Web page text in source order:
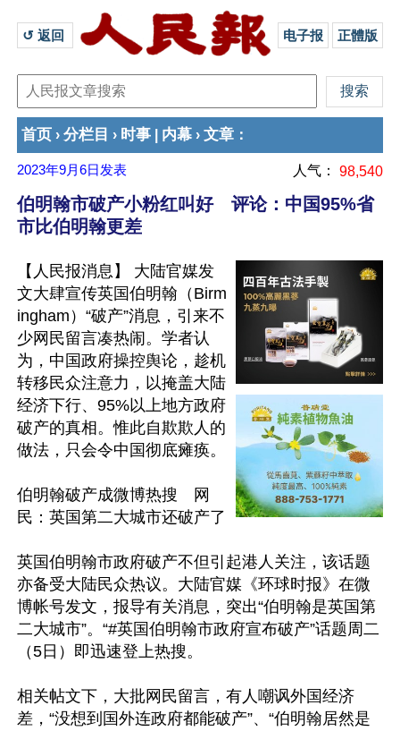
↺ 返回 电子报 正體版
首页 › 分栏目 › 时事 内幕 › 文章 ：
2023年9月6日 发表 人气： 98,540
伯明翰市破产小粉红叫好 评论：中国95%省
市比伯明翰更差
【人民报消息】 大陆官媒发
文大肆宣传英国伯明翰（Birm
ingham）“破产”消息，引来不
少网民留言凑热闹。学者认
为，中国政府操控舆论，趁机
转移民众注意力，以掩盖大陆
经济下行、95%以上地方政府
破产的真相。惟此自欺欺人的
做法，只会令中国彻底瘫痪。
伯明翰破产成微博热搜　网
民：英国第二大城市还破产了
英国伯明翰市政府破产不但引起港人关注，该话题
亦备受大陆民众热议。大陆官媒《环球时报》在微
博帐号发文，报导有关消息，突出“伯明翰是英国第
二大城市”。“#英国伯明翰市政府宣布破产”话题周二
（5日）即迅速登上热搜。
相关帖文下，大批网民留言，有人嘲讽外国经济
差，“没想到国外连政府都能破产”、“伯明翰居然是